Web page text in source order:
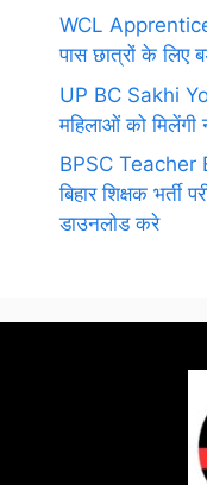
WCL
पास छात्रों के लिए
UP BC Sakhi
महिलाओं को
BPSC
बिहार शिक्षक भर्ती
डाउनलोड करे